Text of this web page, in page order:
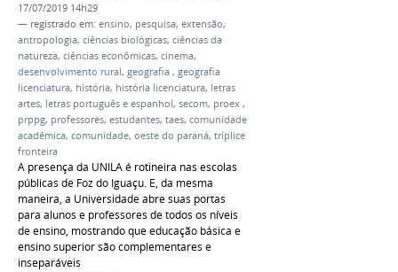
17/07/2019 14h29
— registrado em: ensino, pesquisa, extensão,
antropologia, ciências biológicas, ciências da
natureza, ciências econômicas, cinema,
desenvolvimento rural, geografia , geografia
licenciatura, história, história licenciatura, letras
artes, letras português e espanhol, secom, proex ,
prppg, professores, estudantes, taes, comunidade
acadêmica, comunidade, oeste do paraná, tríplice
fronteira
A presença da UNILA é rotineira nas escolas
públicas de Foz do Iguaçu. E, da mesma
maneira, a Universidade abre suas portas
para alunos e professores de todos os níveis
de ensino, mostrando que educação básica e
ensino superior são complementares e
inseparáveis